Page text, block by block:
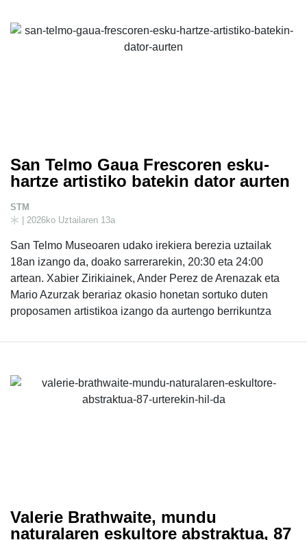
San Telmo Gaua Frescoren esku-
hartze artistiko batekin dator aurten
STM
| 2026ko Uztailaren 13a
San Telmo Museoaren udako irekiera berezia uztailak
18an izango da, doako sarrerarekin, 20:30 eta 24:00
artean. Xabier Zirikiainek, Ander Perez de Arenazak eta
Mario Azurzak berariaz okasio honetan sortuko duten
proposamen artistikoa izango da aurtengo berrikuntza
Valerie Brathwaite, mundu
naturalaren eskultore abstraktua, 87